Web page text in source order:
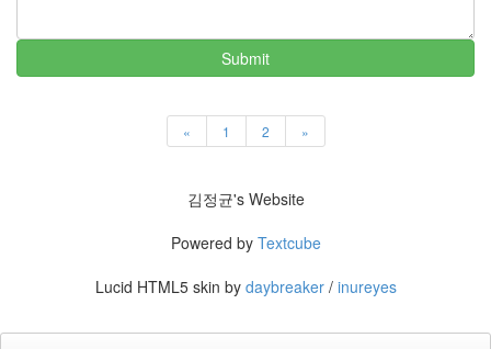
Submit
« 1 2 »
김정균's Website
Powered by Textcube
Lucid HTML5 skin by daybreaker/ inureyes